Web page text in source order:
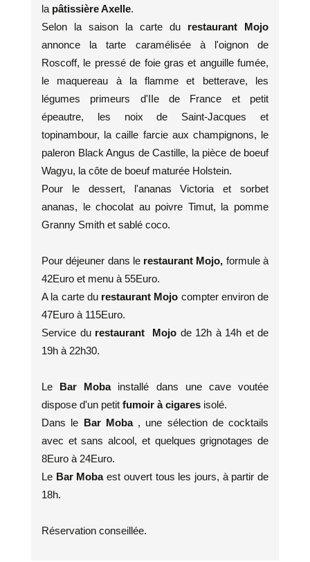
la pâtissière Axelle.
Selon la saison la carte du restaurant Mojo
annonce la tarte caramélisée à l'oignon de
Roscoff, le pressé de foie gras et anguille fumée,
le maquereau à la flamme et betterave, les
légumes primeurs d'IIe de France et petit
épeautre, les noix de Saint-Jacques et
topinambour, la caille farcie aux champignons, le
paleron Black Angus de Castille, la pièce de boeuf
Wagyu, la côte de boeuf maturée Holstein.
Pour le dessert, l'ananas Victoria et sorbet
ananas, le chocolat au poivre Timut, la pomme
Granny Smith et sablé coco.
Pour déjeuner dans le restaurant Mojo, formule à
42Euro et menu à 55Euro.
A la carte durestaurant Mojo compter environ de
47Euro à 115Euro.
Service du restaurant Mojo de 12h à 14h et de
19h à 22h30.
Le Bar Moba installé dans une cave voutée
dispose d'un petit fumoir à cigares isolé.
Dans le Bar Moba , une sélection de cocktails
avec et sans alcool, et quelques grignotages de
8Euro à 24Euro.
Le Bar Mobaest ouvert tous les jours, à partir de
18h.
Réservation conseillée.